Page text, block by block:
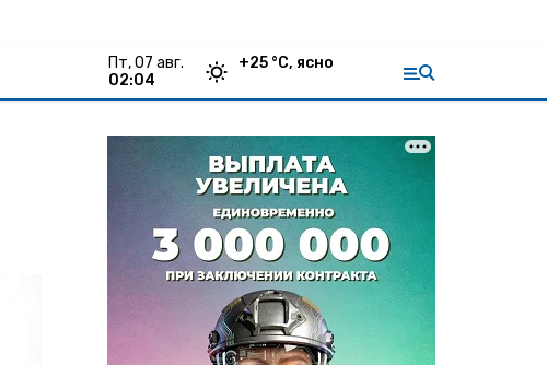
пт, 07 авг.
02:04
+25 °С, ясно